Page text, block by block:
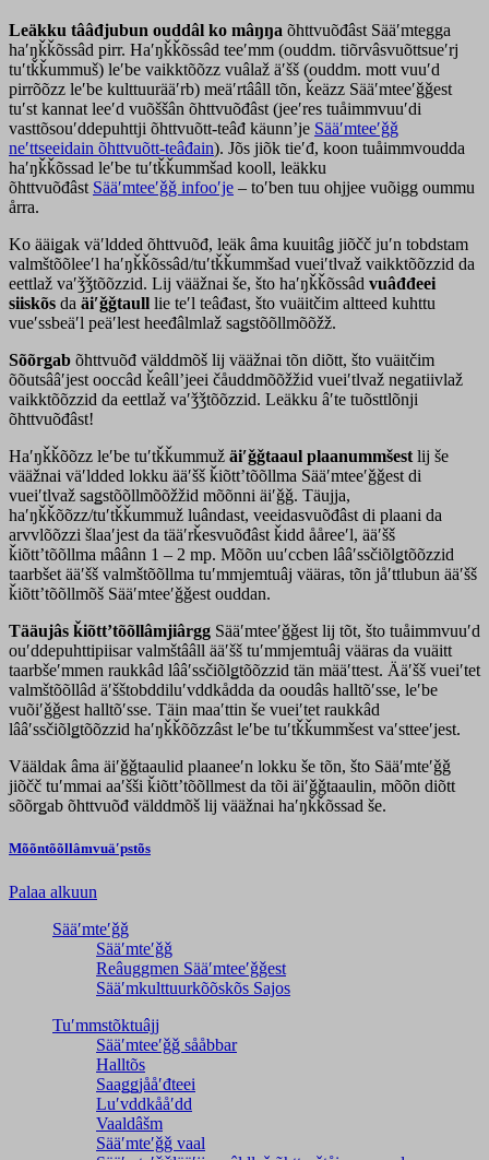
Leäkku tââđjubun ouddâl ko mâŋŋa õhttvuõđâst Sääʹmtegga
haʹŋǩǩõssâd pirr. Haʹŋǩǩõssâd teeʹmm (ouddm. tiõrvâsvuõttsueʹrj
tuʹtǩǩummuš) leʹbe vaikktõõzz vuâlaž äʹšš (ouddm. mott vuuʹd
pirrõõzz leʹbe kulttuurääʹrb) meäʹrtââll tõn, ǩeäzz Sääʹmteeʹǧǧest
tuʹst kannat leeʹd vuõššân õhttvuõđâst (jeeʹres tuåimmvuuʹdi
vasttõsouʹddepuhttji õhttvuõtt-teâđ käunnʼje Sääʹmteeʹǧǧ
neʹttseeidain õhttvuõtt-teâđain). Jõs jiõk tieʹđ, koon tuåimmvoudda
haʹŋǩǩõssad leʹbe tuʹtǩǩummšad kooll, leäkku
õhttvuõđâst Sääʹmteeʹǧǧ infooʹje – toʹben tuu ohjjee vuõigg oummu
årra.
Ko ääiǥak väʹldded õhttvuõđ, leäk âma kuuitâǥ jiõčč juʹn tobdstam
valmštõõleeʹl haʹŋǩǩõssâd/tuʹtǩǩummšad vueiʹtlvaž vaikktõõzzid da
eettlaž vaʹǯǯtõõzzid. Lij vääžnai še, što haʹŋǩǩõssâd vuâđđeei
siiskõs da äiʹǧǧtaull lie teʹl teâđast, što vuäitčim altteed kuhttu
vueʹssbeäʹl peäʹlest heeđâlmlaž saǥstõõllmõõžž.
Sõõrǥab õhttvuõđ välddmõš lij vääžnai tõn diõtt, što vuäitčim
õõutsââʹjest ooccâd ǩeâllʼjeei čåuddmõõžžid vueiʹtlvaž negatiivlaž
vaikktõõzzid da eettlaž vaʹǯǯtõõzzid. Leäkku âʹte tuõsttlõnji
õhttvuõđâst!
Haʹŋǩǩõõzz leʹbe tuʹtǩǩummuž äiʹǧǧtaaul plaanummšest lij še
vääžnai väʹldded lokku ääʹšš ǩiõttʼtõõllma Sääʹmteeʹǧǧest di
vueiʹtlvaž saǥstõõllmõõžžid mõõnni äiʹǧǧ. Täujja,
haʹŋǩǩõõzz/tuʹtǩǩummuž luândast, veeidasvuõđâst di plaani da
arvvlõõzzi šlaaʹjest da tääʹrǩesvuõđâst ǩidd ååreeʹl, ääʹšš
ǩiõttʼtõõllma mâânn 1 – 2 mp. Mõõn uuʹccben lââʹssčiõlǥtõõzzid
taarbšet ääʹšš valmštõõllma tuʹmmjemtuâj vääras, tõn jåʹttlubun ääʹšš
ǩiõttʼtõõllmõš Sääʹmteeʹǧǧest ouddan.
Tääujâs ǩiõttʼtõõllâmjiârgg Sääʹmteeʹǧǧest lij tõt, što tuåimmvuuʹd
ouʹddepuhttipiisar valmštââll ääʹšš tuʹmmjemtuâj vääras da vuäitt
taarbšeʹmmen raukkâd lââʹssčiõlǥtõõzzid tän määʹttest. Ääʹšš vueiʹtet
valmštõõllâd äʹšštobddiluʹvddkådda da ooudâs halltõʹsse, leʹbe
vuõiʹǧǧest halltõʹsse. Täin maaʹttin še vueiʹtet raukkâd
lââʹssčiõlǥtõõzzid haʹŋǩǩõõzzâst leʹbe tuʹtǩǩummšest vaʹstteeʹjest.
Vääldak âma äiʹǧǧtaaulid plaaneeʹn lokku še tõn, što Sääʹmteʹǧǧ
jiõčč tuʹmmai aaʹšši ǩiõttʼtõõllmest da tõi äiʹǧǧtaaulin, mõõn diõtt
sõõrǥab õhttvuõđ välddmõš lij vääžnai haʹŋǩǩõssad še.
Mõõntõõllâmvuäʹpstõs
Palaa alkuun
Sääʹmteʹǧǧ
Sääʹmteʹǧǧ
Reâuggmen Sääʹmteeʹǧǧest
Sääʹmkulttuurkõõskõs Sajos
Tuʹmmstõktuâjj
Sääʹmteeʹǧǧ sååbbar
Halltõs
Saaǥǥjååʹđteei
Luʹvddkååʹdd
Vaaldâšm
Sääʹmteʹǧǧ vaal